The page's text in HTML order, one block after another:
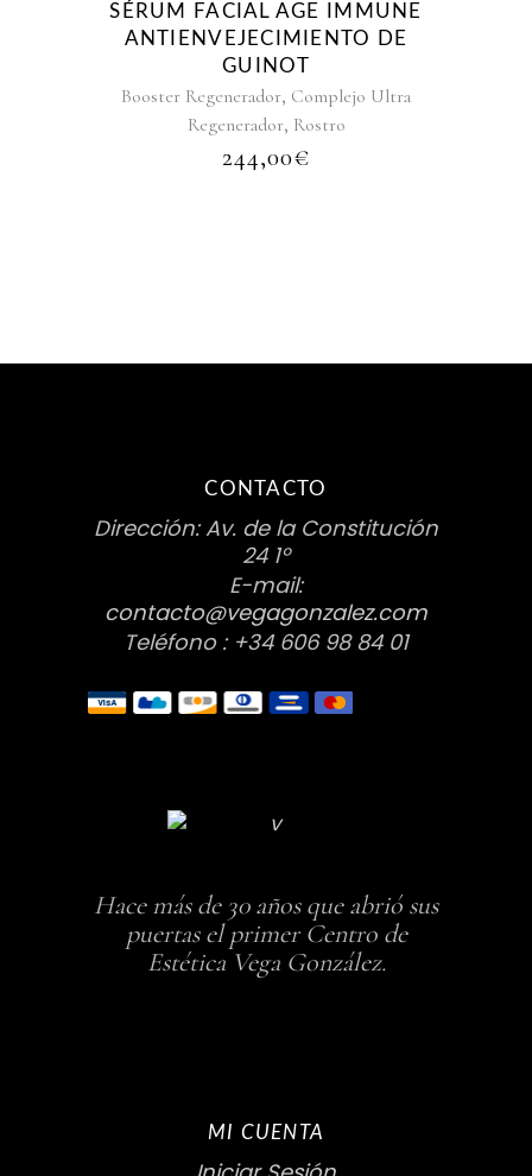
SÉRUM FACIAL AGE IMMUNE
ANTIENVEJECIMIENTO DE
GUINOT
Booster Regenerador, Complejo Ultra
Regenerador, Rostro
244,00€
CONTACTO
Dirección: Av. de la Constitución
24 1º
E-mail:
contacto@vegagonzalez.com
Teléfono : +34 606 98 84 01
Hace más de 30 años que abrió sus
puertas el primer Centro de
Estética Vega González.
MI CUENTA